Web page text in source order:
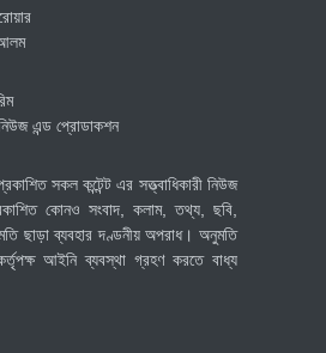
এন্ড প্রোডাকশন
সকল কন্টেন্ট এর সত্ত্বাধিকারী নিউজ
কোনও সংবাদ, কলাম, তথ্য, ছবি,
ছাড়া ব্যবহার দণ্ডনীয় অপরাধ। অনুমতি
আইনি ব্যবস্থা গ্রহণ করতে বাধ্য